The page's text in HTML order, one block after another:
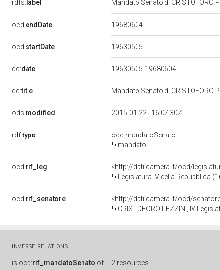
rdfs: label Mandato Senato di CRISTOFORO
ocd:endDate 19680604
ocd:startDate 19630505
dc:date 19630505-19680604
dc:title Mandato Senato di CRISTOFORO
ods:modified 2015-01-22T16:07:30Z
rdf:type
ocd:mandatoSenato
mandato
ocd:rif_leg
<http://dati.camera.it/ocd/
Legislatura IV della Repubblica
ocd:rif_senatore
<http://dati.camera.it/ocd/
CRISTOFORO PEZZINI, IV
INVERSE RELATIONS
is ocd:rif_mandatoSenato of 2 resources